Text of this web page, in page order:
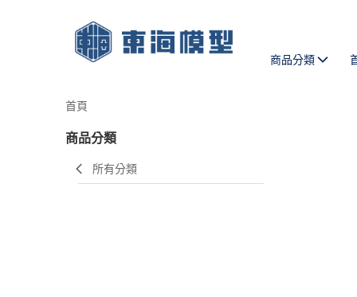
商品分類
首頁
商品分類
所有分類